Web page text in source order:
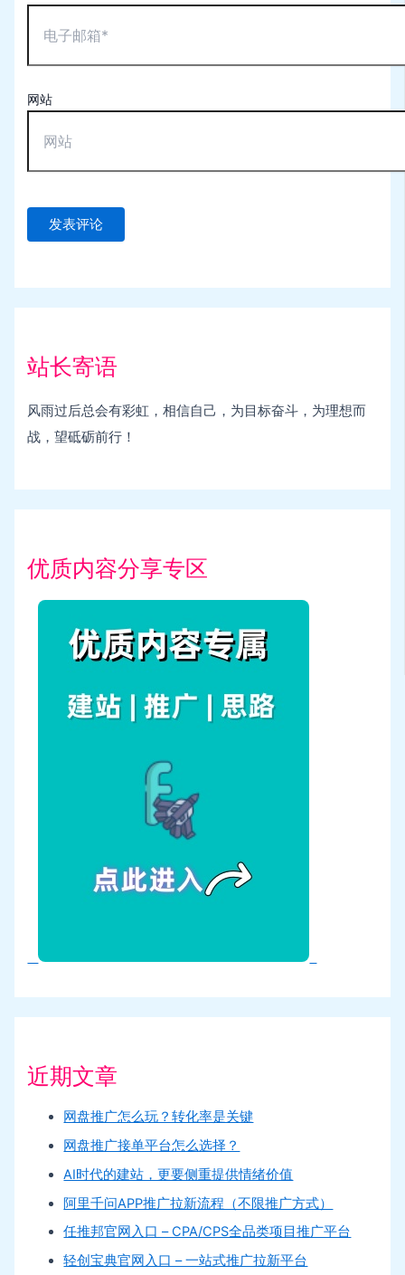
网站
站长寄语
风雨过后总会有彩虹，相信自己，为目标奋斗，为理想而
战，望砥砺前行！
优质内容分享专区
近期文章
网盘推广怎么玩？转化率是关键
网盘推广接单平台怎么选择？
AI时代的建站，更要侧重提供情绪价值
阿里千问APP推广拉新流程（不限推广方式）
任推邦官网入口 – CPA/CPS全品类项目推广平台
轻创宝典官网入口 – 一站式推广拉新平台